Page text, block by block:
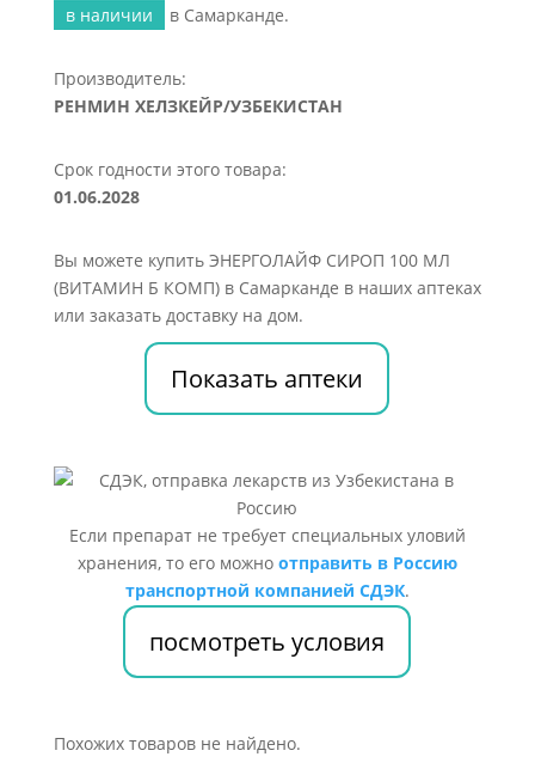
в наличии
в Самарканде.
Производитель:
РЕНМИН ХЕЛЗКЕЙР/УЗБЕКИСТАН
Срок годности этого товара:
01.06.2028
Вы можете купить ЭНЕРГОЛАЙФ СИРОП 100 МЛ
(ВИТАМИН Б КОМП) в Самарканде в наших аптеках
или заказать доставку на дом.
Показать аптеки
Если препарат не требует специальных уловий
хранения, то его можно отправить в Россию
транспортной компанией СДЭК.
посмотреть условия
Похожих товаров не найдено.